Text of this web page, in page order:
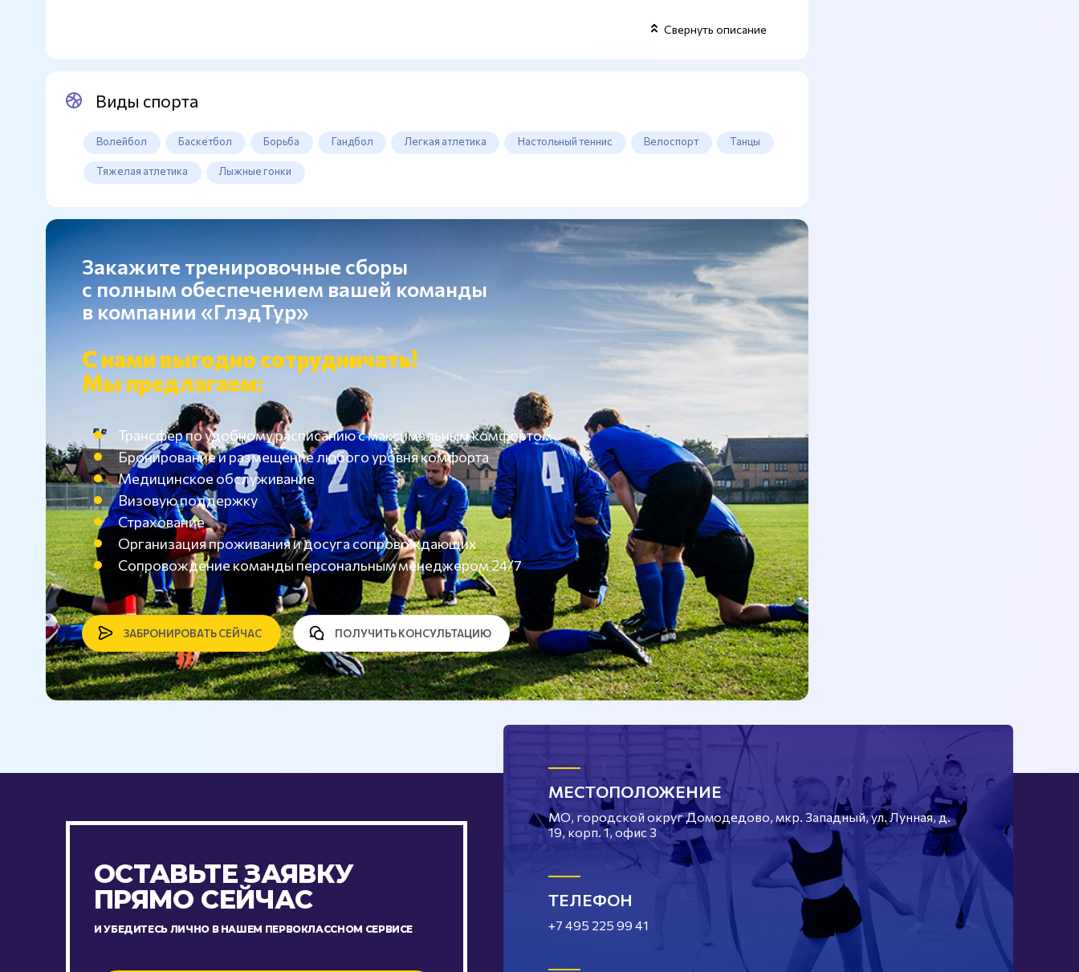
Свернуть описание
Виды спорта
Волейбол Баскетбол Борьба Гандбол Легкая атлетика Настольный теннис Велоспорт Танцы
Тяжелая атлетика Лыжные гонки
Закажите тренировочные сборы
с полным обеспечением вашей команды
в компании «ГлэдТур»
С нами выгодно сотрудничать!
Мы предлагаем:
Трансфер по удобному расписанию с максимальным комфортом
Бронирование и размещение любого уровня комфорта
Медицинское обслуживание
Визовую поддержку
Страхование
Организация проживания и досуга сопровождающих
Сопровождение команды персональным менеджером 24/7
ЗАБРОНИРОВАТЬ СЕЙЧАС ПОЛУЧИТЬ КОНСУЛЬТАЦИЮ
ОСТАВЬТЕ ЗАЯВКУ
ПРЯМО СЕЙЧАС
И УБЕДИТЕСЬ ЛИЧНО В НАШЕМ ПЕРВОКЛАССНОМ СЕРВИСЕ
МЕСТОПОЛОЖЕНИЕ
МО, городской округ Домодедово, мкр. Западный, ул. Лунная, д.
19, корп. 1, офис 3
ТЕЛЕФОН
+7 495 225 99 41